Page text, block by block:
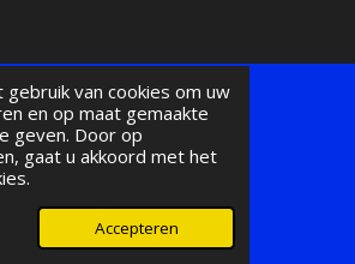
van cookies om uw
en op maat gemaakte
geven. Door op
gaat u akkoord met het
Accepteren
on facebook & instagram